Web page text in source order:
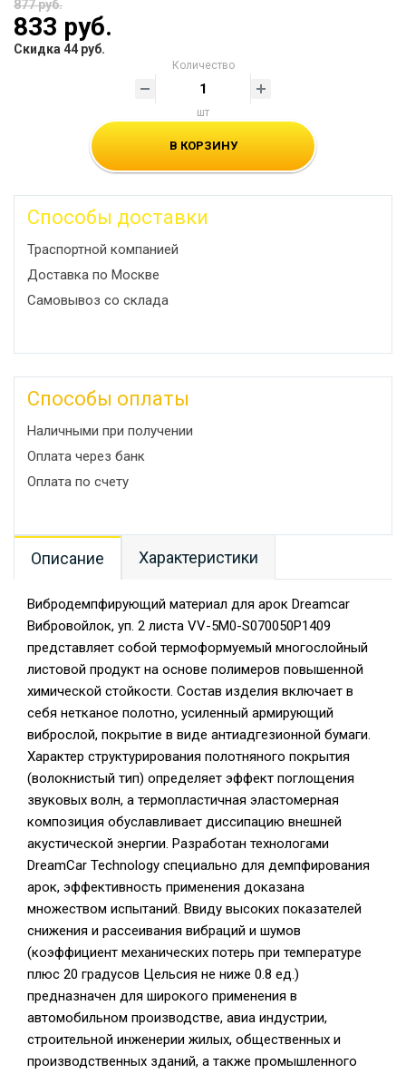
877 руб.
833 руб.
Скидка 44 руб.
Количество
шт
В КОРЗИНУ
Способы доставки
Траспортной компанией
Доставка по Москве
Самовывоз со склада
Способы оплаты
Наличными при получении
Оплата через банк
Оплата по счету
Описание Характеристики
Вибродемпфирующий материал для арок Dreamcar
Вибровойлок, уп. 2 листа VV-5M0-S070050P1409
представляет собой термоформуемый многослойный
листовой продукт на основе полимеров повышенной
химической стойкости. Состав изделия включает в
себя нетканое полотно, усиленный армирующий
виброслой, покрытие в виде антиадгезионной бумаги.
Характер структурирования полотняного покрытия
(волокнистый тип) определяет эффект поглощения
звуковых волн, а термопластичная эластомерная
композиция обуславливает диссипацию внешней
акустической энергии. Разработан технологами
DreamCar Technology специально для демпфирования
арок, эффективность применения доказана
множеством испытаний. Ввиду высоких показателей
снижения и рассеивания вибраций и шумов
(коэффициент механических потерь при температуре
плюс 20 градусов Цельсия не ниже 0.8 ед.)
предназначен для широкого применения в
автомобильном производстве, авиа индустрии,
строительной инженерии жилых, общественных и
производственных зданий, а также промышленного